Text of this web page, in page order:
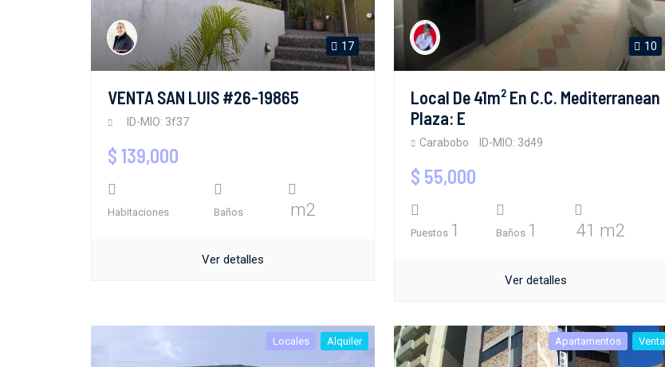
17
VENTA SAN LUIS #26-19865
ID-MIO: 3f37
$ 139,000
Habitaciones Baños m2
Ver detalles
10
Local De 41m² En C.C. Mediterranean
Plaza: E
Carabobo ID-MIO: 3d49
$ 55,000
Puestos 1 Baños 1 41 m2
Ver detalles
Locales Alquiler Apartamentos Venta